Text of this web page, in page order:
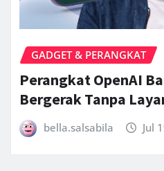
GADGET & PERANGKAT
Perangkat OpenAI
Bergerak Tanpa
bella.salsabila Jul